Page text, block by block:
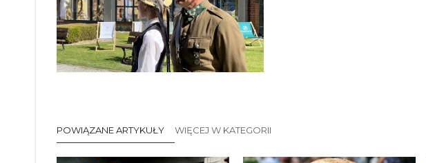
POWIĄZANE ARTYKUŁY WIĘCEJ W KATEGORII